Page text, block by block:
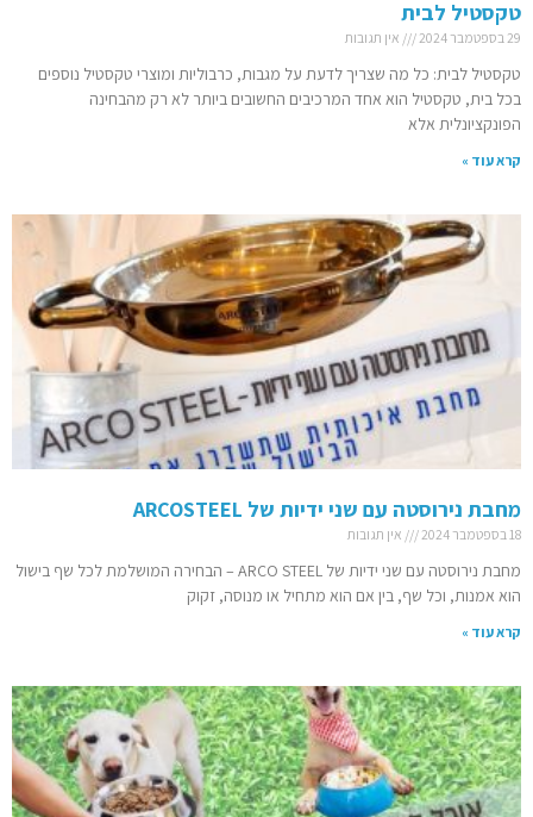
טקסטיל לבית
29 בספטמבר 2024 אין תגובות
טקסטיל לבית: כל מה שצריך לדעת על מגבות, כרבוליות ומוצרי טקסטיל נוספים
בכל בית, טקסטיל הוא אחד המרכיבים החשובים ביותר לא רק מהבחינה
הפונקציונלית אלא
קרא עוד »
מחבת נירוסטה עם שני ידיות של ARCOSTEEL
18 בספטמבר 2024 אין תגובות
מחבת נירוסטה עם שני ידיות של ARCO STEEL – הבחירה המושלמת לכל שף בישול
הוא אמנות, וכל שף, בין אם הוא מתחיל או מנוסה, זקוק
קרא עוד »